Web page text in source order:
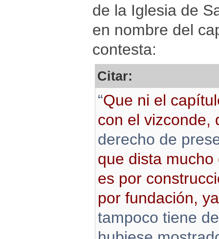
de la Iglesia de
en nombre del
contesta:
Citar:
“Que ni el
con el vizconde,
derecho de
que dista
es por
por fundación,
tampoco tiene